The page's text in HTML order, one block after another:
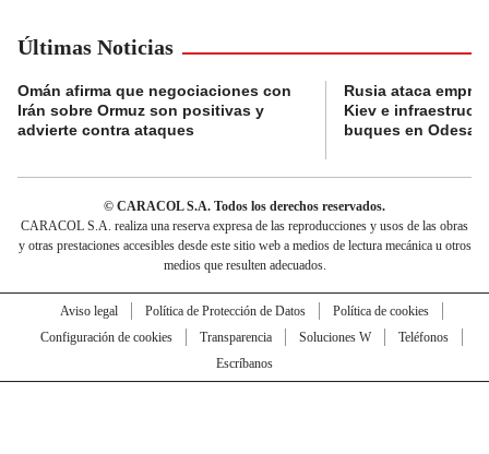
Últimas Noticias
Omán afirma que negociaciones con
Irán sobre Ormuz son positivas y
advierte contra ataques
Rusia ataca
Kiev e
buques en Odesa
© CARACOL S.A. Todos los derechos reservados.
CARACOL S.A. realiza una reserva expresa de las reproducciones y usos de las obras
y otras prestaciones accesibles desde este sitio web a medios de lectura mecánica u otros
medios que resulten adecuados.
Aviso legal Política de Protección de Datos
Política de cookies
Configuración de cookies
Transparencia Soluciones W
Teléfonos
Escríbanos